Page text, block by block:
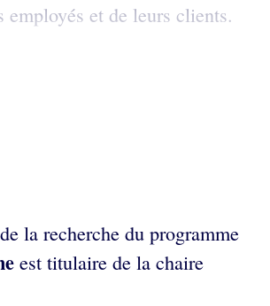
et de leurs clients.
la recherche du programme
est titulaire de la chaire